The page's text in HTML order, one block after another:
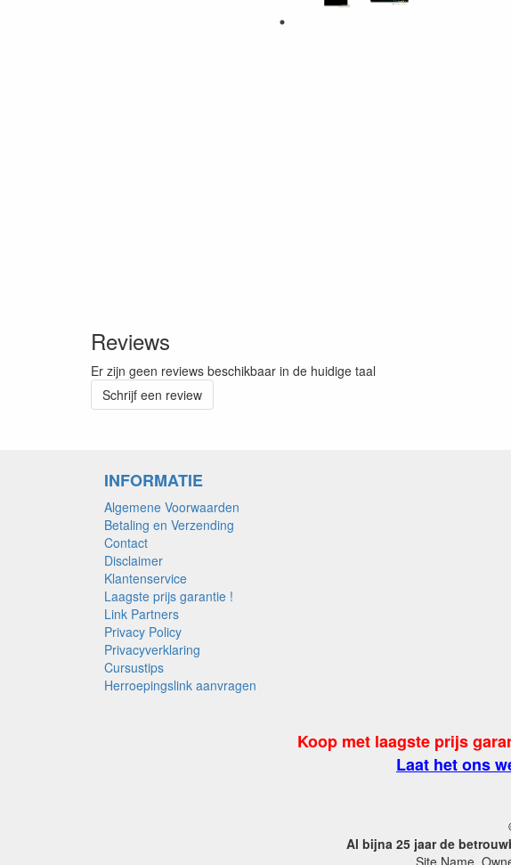
Reviews
Er zijn geen reviews beschikbaar in de huidige taal
Schrijf een review
INFORMATIE
Algemene Voorwaarden
Betaling en Verzending
Contact
Disclaimer
Klantenservice
Laagste prijs garantie !
Link Partners
Privacy Policy
Privacyverklaring
Cursustips
Herroepingslink aanvragen
Koop met laagste prijs
Laat het ons
Al bijna 25 jaar de
Site Name,